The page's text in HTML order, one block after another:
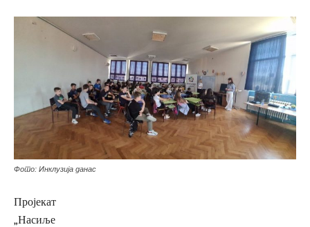
Фото: Инклузија данас
Пројекат
„Насиље